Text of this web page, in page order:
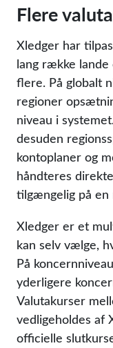
Flere
Xledger har
lang række lande
flere. På globalt
regioner
niveau i
desuden
kontoplaner og
håndteres
tilgængelig på
Xledger er et
kan selv vælge,
På
yderligere
Valutakurser
vedligeholdes af
officielle